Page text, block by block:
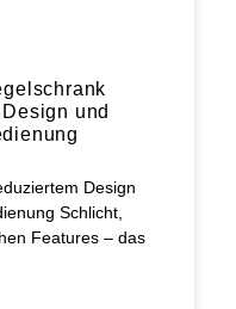
und
Design
Schlicht,
Features – das